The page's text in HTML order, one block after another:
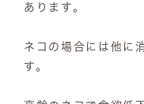
あります。
ネコの場合には他に
す。